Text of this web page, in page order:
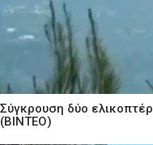
Σύγκρουση δύο
(ΒΙΝΤΕΟ)